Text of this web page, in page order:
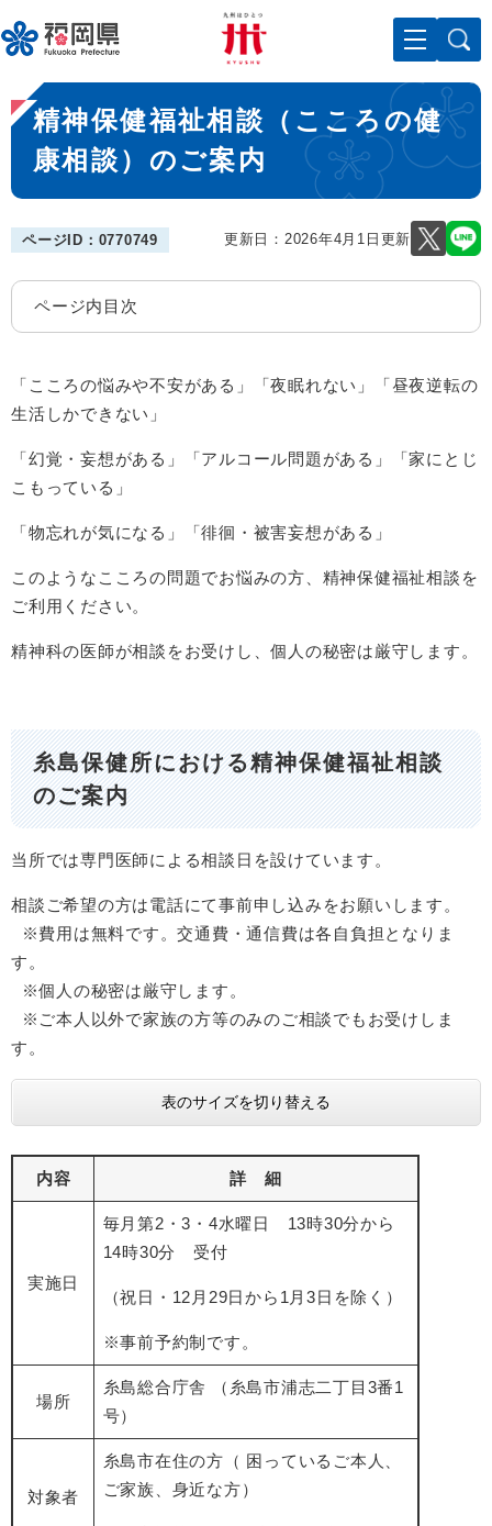
ー
ジ
先
頭
。
メニューを飛ばして本文へ
本
文
精神保健福祉相談（こころの健
康相談）のご案内
ページID：0770749 更新日：2026年4月1日更新
ページ内目次
「こころの悩みや不安がある」「夜眠れない」「昼夜逆転の
生活しかできない」
「幻覚・妄想がある」「アルコール問題がある」「家にとじ
こもっている」
「物忘れが気になる」「徘徊・被害妄想がある」
このようなこころの問題でお悩みの方、精神保健福祉相談を
ご利用ください。
精神科の医師が相談をお受けし、個人の秘密は厳守します。
糸島保健所における精神保健福祉相談
のご案内
当所では専門医師による相談日を設けています。
相談ご希望の方は電話にて事前申し込みをお願いします。
※費用は無料です。交通費・通信費は各自負担となりま
す。
※個人の秘密は厳守します。
※ご本人以外で家族の方等のみのご相談でもお受けしま
す。
表のサイズを切り替える
内容 詳 細
実施日
毎月第2・3・4水曜日 13時30分から
14時30分 受付
（祝日・12月29日から1月3日を除く）
※事前予約制です。
場所
糸島総合庁舎 （糸島市浦志二丁目3番1
号）
対象者
糸島市在住の方（ 困っているご本人、
ご家族、身近な方）